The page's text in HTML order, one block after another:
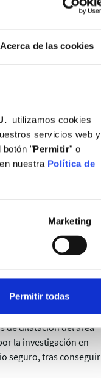
Acerca de las cookies
utilizamos cookies
servicios web y
botón "Permitir" o
nuestra Política de
Marketing
Permitir todas
su replicación y
ultravioleta C (UVC),
seleccionadas
de dilatación del área
la investigación en
seguro, tras conseguir